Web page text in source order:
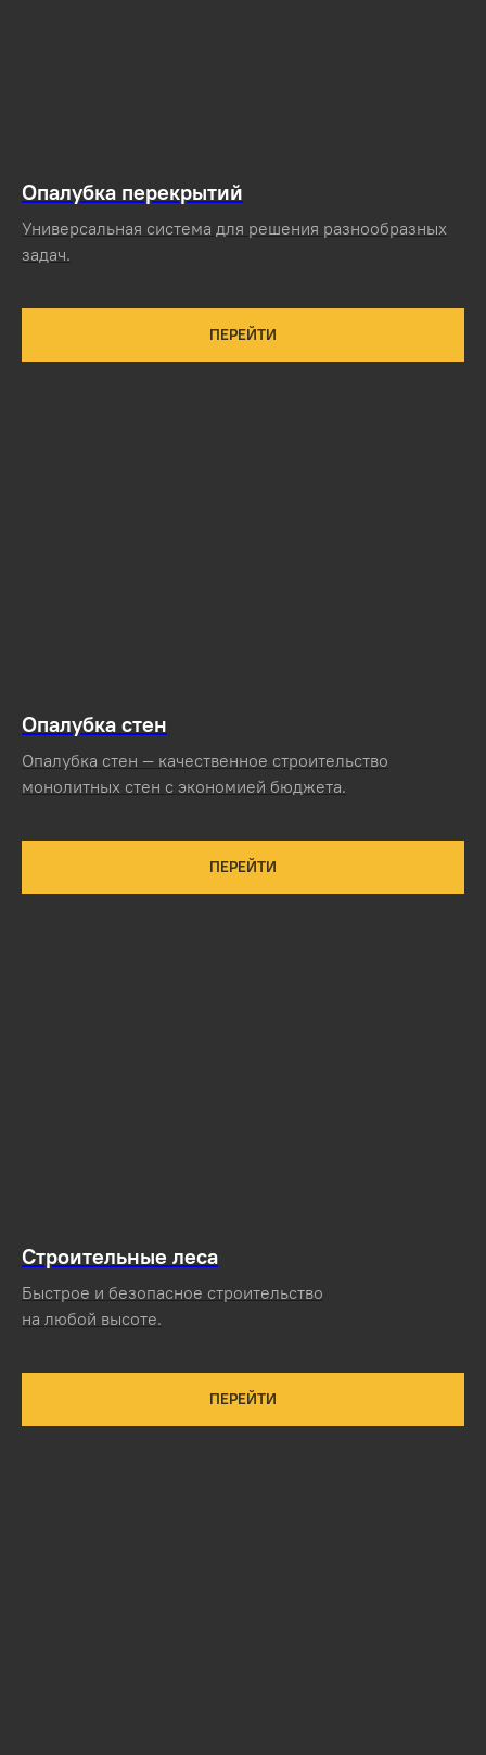
Опалубка перекрытий
Универсальная система для решения разнообразных
задач.
ПЕРЕЙТИ
Опалубка стен
Опалубка стен — качественное строительство
монолитных стен с экономией бюджета.
ПЕРЕЙТИ
Строительные леса
Быстрое и безопасное строительство
на любой высоте.
ПЕРЕЙТИ